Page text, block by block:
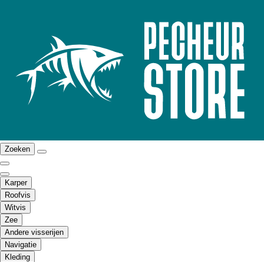
Zoeken
Karper
Roofvis
Witvis
Zee
Andere visserijen
Navigatie
Kleding